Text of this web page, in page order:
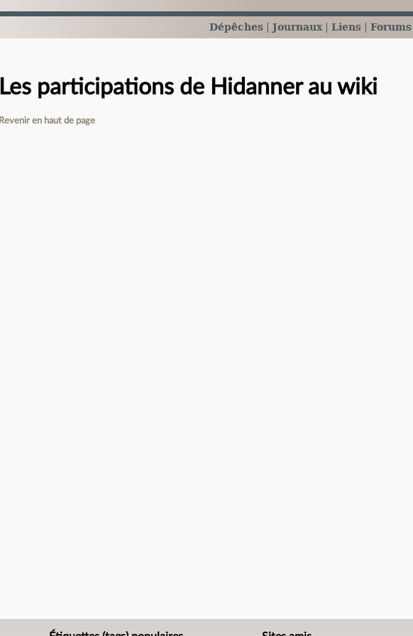
Dépêches Journaux Liens Forums
Les participations de Hidanner au wiki
Revenir en haut de page